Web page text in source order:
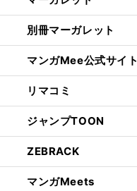
別冊マーガレット
マンガMee公式サイト
リマコミ
ジャンプTOON
ZEBRACK
マンガMeets